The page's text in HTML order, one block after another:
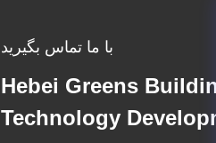
با ما تماس بگیرید
Hebei Greens
Technology